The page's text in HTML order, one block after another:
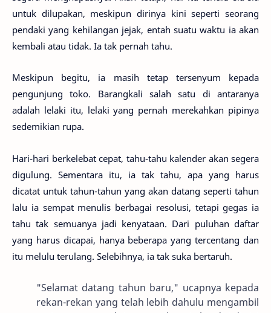
untuk dilupakan, meskipun dirinya kini seperti seorang
pendaki yang kehilangan jejak, entah suatu waktu ia akan
kembali atau tidak. Ia tak pernah tahu.
Meskipun begitu, ia masih tetap tersenyum kepada
pengunjung toko. Barangkali salah satu di antaranya
adalah lelaki itu, lelaki yang pernah merekahkan pipinya
sedemikian rupa.
Hari-hari berkelebat cepat, tahu-tahu kalender akan segera
digulung. Sementara itu, ia tak tahu, apa yang harus
dicatat untuk tahun-tahun yang akan datang seperti tahun
lalu ia sempat menulis berbagai resolusi, tetapi gegas ia
tahu tak semuanya jadi kenyataan. Dari puluhan daftar
yang harus dicapai, hanya beberapa yang tercentang dan
itu melulu terulang. Selebihnya, ia tak suka bertaruh.
"Selamat datang tahun baru," ucapnya kepada
rekan-rekan yang telah lebih dahulu mengambil